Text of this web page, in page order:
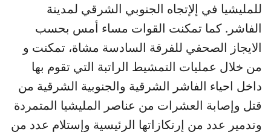
للمليشيا في إلإتجاه الجنوبي الشرقي لمدينة
الفاشر. كما تمكنت القوات مساء أمس بحسب
الايجاز الصحفي للفرقة السادسة مشاة، تمكنت و
من خلال عمليات التمشيط الراتبة التي تقوم بها
داخل احياء الفاشر الشرقية والجنوبية الشرقية من
قتل وإصابة العشرات من عناصر المليشيا المتمردة
وتدمير عدد من إرتكازاتها الرئيسية وإستلام عدد من